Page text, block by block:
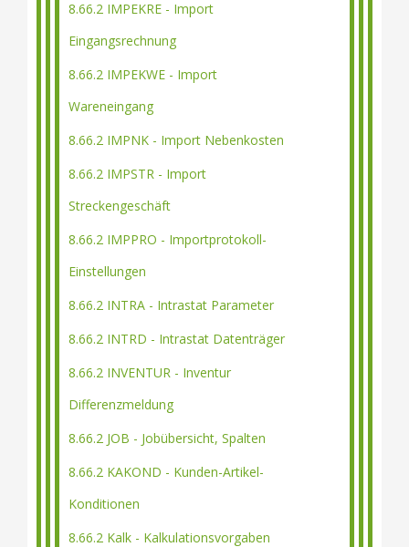
8.66.2 IMPEKRE - Import
Eingangsrechnung
8.66.2 IMPEKWE - Import
Wareneingang
8.66.2 IMPNK - Import Nebenkosten
8.66.2 IMPSTR - Import
Streckengeschäft
8.66.2 IMPPRO - Importprotokoll-
Einstellungen
8.66.2 INTRA - Intrastat Parameter
8.66.2 INTRD - Intrastat Datenträger
8.66.2 INVENTUR - Inventur
Differenzmeldung
8.66.2 JOB - Jobübersicht, Spalten
8.66.2 KAKOND - Kunden-Artikel-
Konditionen
8.66.2 Kalk - Kalkulationsvorgaben